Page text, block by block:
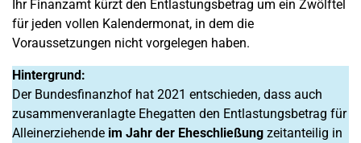
Ihr Finanzamt kürzt den Entlastungsbetrag um ein Zwölftel
für jeden vollen Kalendermonat, in dem die
Voraussetzungen nicht vorgelegen haben.
Hintergrund:
Der Bundesfinanzhof hat 2021 entschieden, dass auch
zusammenveranlagte Ehegatten den Entlastungsbetrag für
Alleinerziehende im Jahr der Eheschließung zeitanteilig in